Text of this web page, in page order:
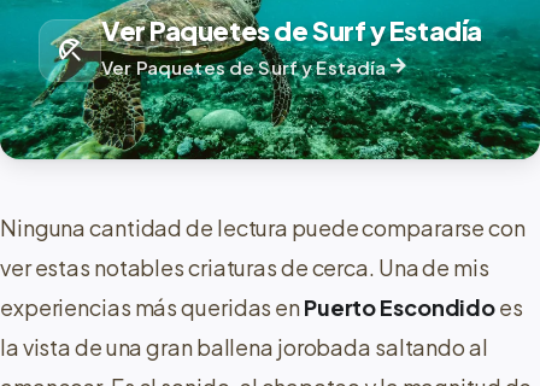
beach_access
Ver Paquetes de Surf y Estadía
Ver Paquetes de Surf y Estadíaarrow_forward
Ninguna cantidad de lectura puede compararse con
ver estas notables criaturas de cerca. Una de mis
experiencias más queridas enPuerto Escondidoes
la vista de una gran ballena jorobada saltando al